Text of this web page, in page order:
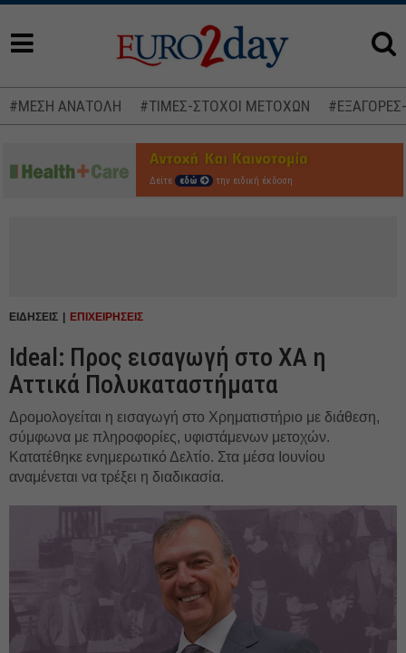
#ΜΕΣΗ ΑΝΑΤΟΛΗ #ΤΙΜΕΣ-ΣΤΟΧΟΙ ΜΕΤΟΧΩΝ
Δείτε εδώ την ειδική έκδοση
ΕΙΔΗΣΕΙΣ ΕΠΙΧΕΙΡΗΣΕΙΣ
Ideal: Προς εισαγωγή στο ΧΑ η
Αττικά Πολυκαταστήματα
Δρομολογείται η εισαγωγή στο Χρηματιστήριο με διάθεση,
σύμφωνα με πληροφορίες, υφιστάμενων μετοχών.
Κατατέθηκε ενημερωτικό Δελτίο. Στα μέσα Ιουνίου
αναμένεται να τρέξει η διαδικασία.